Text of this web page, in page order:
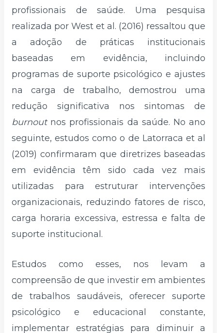
profissionais de saúde. Uma pesquisa
realizada por West et al. (2016) ressaltou que
a adoção de práticas institucionais
baseadas em evidência, incluindo
programas de suporte psicológico e ajustes
na carga de trabalho, demostrou uma
redução significativa nos sintomas de
burnout nos profissionais da saúde. No ano
seguinte, estudos como o de Latorraca et al
(2019) confirmaram que diretrizes baseadas
em evidência têm sido cada vez mais
utilizadas para estruturar intervenções
organizacionais, reduzindo fatores de risco,
carga horaria excessiva, estressa e falta de
suporte institucional.
Estudos como esses, nos levam a
compreensão de que investir em ambientes
de trabalhos saudáveis, oferecer suporte
psicológico e educacional constante,
implementar estratégias para diminuir a